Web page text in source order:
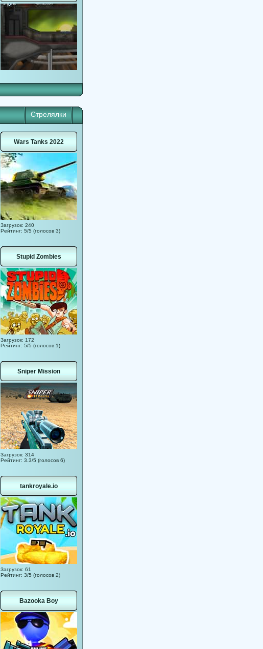
Стрелялки
Wars Tanks 2022
Загрузок: 240
Рейтинг: 5/5 (голосов 3)
Stupid Zombies
Загрузок: 172
Рейтинг: 5/5 (голосов 1)
Sniper Mission
Загрузок: 314
Рейтинг: 3.3/5 (голосов 6)
tankroyale.io
Загрузок: 61
Рейтинг: 3/5 (голосов 2)
Bazooka Boy